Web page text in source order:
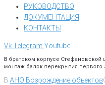
РУКОВОДСТВО
ДОКУМЕНТАЦИЯ
КОНТАКТЫ
VkTelegram Youtube
В братском корпусе
монтаж балок перекрытия первого
В АНО Возрождение объектов